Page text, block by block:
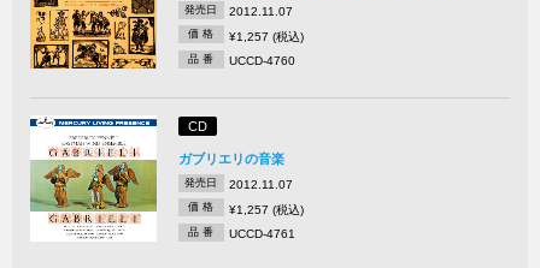
発売日 2012.11.07
価 格 ¥1,257 (税込)
品 番 UCCD-4760
CD
ガブリエリの音楽
発売日 2012.11.07
価 格 ¥1,257 (税込)
品 番 UCCD-4761